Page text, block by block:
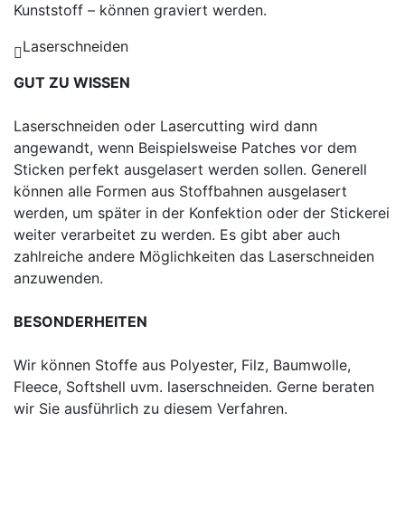
Kunststoff – können graviert werden.
Laserschneiden
GUT ZU WISSEN
Laserschneiden oder Lasercutting wird dann
angewandt, wenn Beispielsweise Patches vor dem
Sticken perfekt ausgelasert werden sollen. Generell
können alle Formen aus Stoffbahnen ausgelasert
werden, um später in der Konfektion oder der Stickerei
weiter verarbeitet zu werden. Es gibt aber auch
zahlreiche andere Möglichkeiten das Laserschneiden
anzuwenden.
BESONDERHEITEN
Wir können Stoffe aus Polyester, Filz, Baumwolle,
Fleece, Softshell uvm. laserschneiden. Gerne beraten
wir Sie ausführlich zu diesem Verfahren.